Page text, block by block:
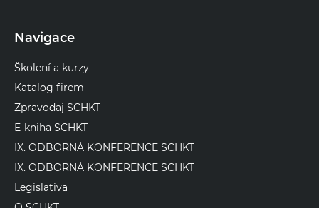
Navigace
Školení a kurzy
Katalog firem
Zpravodaj SCHKT
E-kniha SCHKT
IX. ODBORNÁ KONFERENCE SCHKT
IX. ODBORNÁ KONFERENCE SCHKT
Legislativa